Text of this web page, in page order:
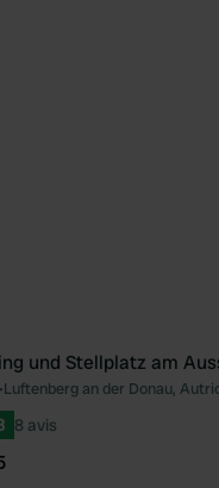
und Stellplatz am
•Luftenberg an der Donau,
8 avis